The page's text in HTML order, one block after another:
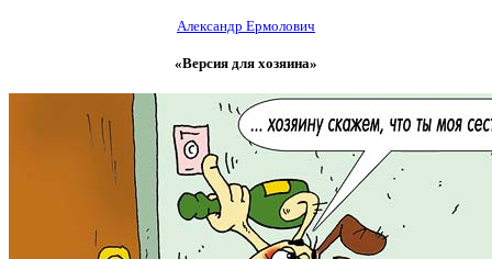
Александр Ермолович
«Версия для хозяина»